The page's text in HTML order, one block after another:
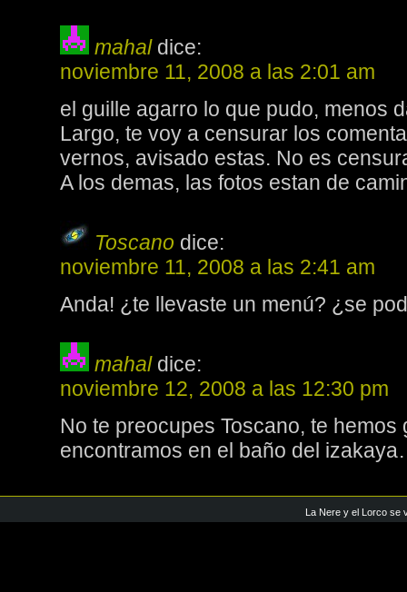
mahal dice:
noviembre 11, 2008 a las 2:01 am
el guille agarro lo que pudo, menos
Largo, te voy a censurar los
vernos, avisado estas. No es
A los demas, las fotos estan de
Toscano dice:
noviembre 11, 2008 a las 2:41 am
Anda! ¿te llevaste un menú? ¿se
mahal dice:
noviembre 12, 2008 a las 12:30 pm
No te preocupes Toscano, te hemos
encontramos en el baño del
La Nere y el Lorco se